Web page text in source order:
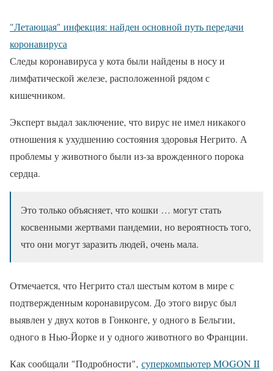
"Летающая" инфекция: найден основной путь передачи
коронавируса
Следы коронавируса у кота были найдены в носу и
лимфатической железе, расположенной рядом с
кишечником.
Эксперт выдал заключение, что вирус не имел никакого
отношения к ухудшению состояния здоровья Негрито. А
проблемы у животного были из-за врожденного порока
сердца.
Это только объясняет, что кошки … могут стать
косвенными жертвами пандемии, но вероятность того,
что они могут заразить людей, очень мала.
Отмечается, что Негрито стал шестым котом в мире с
подтвержденным коронавирусом. До этого вирус был
выявлен у двух котов в Гонконге, у одного в Бельгии,
одного в Нью-Йорке и у одного животного во Франции.
Как сообщали "Подробности", суперкомпьютер MOGON II